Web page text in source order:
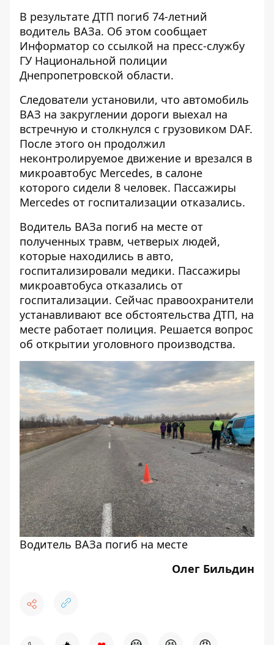
В результате ДТП погиб 74-летний
водитель ВАЗа. Об этом сообщает
Информатор со ссылкой на пресс-службу
ГУ Национальной полиции
Днепропетровской области.
Следователи установили, что автомобиль
ВАЗ на закруглении дороги выехал на
встречную и столкнулся с грузовиком DAF.
После этого он продолжил
неконтролируемое движение и врезался в
микроавтобус Mercedes, в салоне
которого сидели 8 человек. Пассажиры
Mercedes от госпитализации отказались.
Водитель ВАЗа погиб на месте от
полученных травм, четверых людей,
которые находились в авто,
госпитализировали медики. Пассажиры
микроавтобуса отказались от
госпитализации. Сейчас правоохранители
устанавливают все обстоятельства ДТП, на
месте работает полиция. Решается вопрос
об открытии уголовного производства.
Водитель ВАЗа погиб на месте
Олег Бильдин